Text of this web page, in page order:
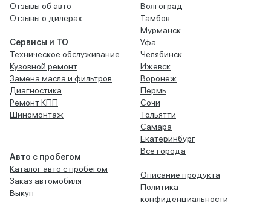
Отзывы об авто
Отзывы о дилерах
Сервисы и ТО
Техническое обслуживание
Кузовной ремонт
Замена масла и фильтров
Диагностика
Ремонт КПП
Шиномонтаж
Авто с пробегом
Каталог авто с пробегом
Заказ автомобиля
Выкуп
Волгоград
Тамбов
Мурманск
Уфа
Челябинск
Ижевск
Воронеж
Пермь
Сочи
Тольятти
Самара
Екатеринбург
Все города
Описание продукта
Политика
конфиденциальности